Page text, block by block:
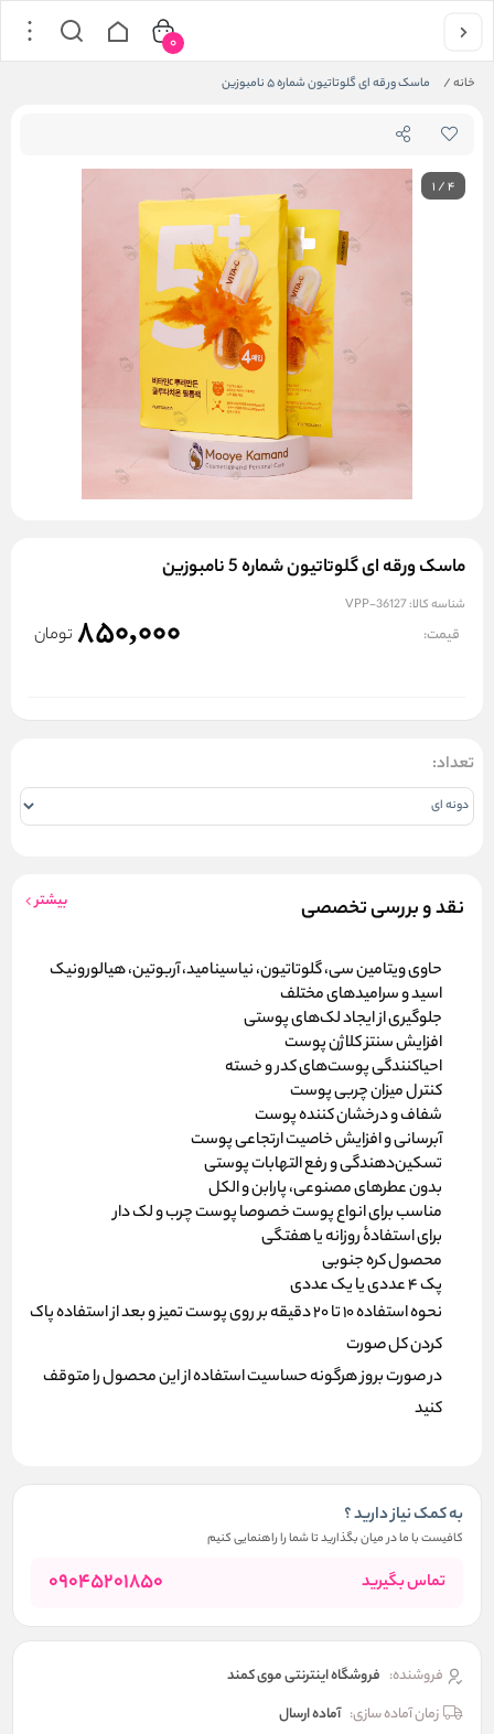
خانه/ ماسک ورقه ای گلوتاتیون شماره 5 نامبوزین
0
1/4
ماسک ورقه ای گلوتاتیون شماره 5 نامبوزین
شناسه کالا: VPP-36127
قیمت: 850,000 تومان
نقد و بررسی تخصصی بیشتر
حاوی ویتامین سی، گلوتاتیون، نیاسینامید، آربوتین، هیالورونیک
اسید و سرامیدهای مختلف
جلوگیری از ایجاد لک‌های پوستی
افزایش‌ سنتز کلاژن پوست
احیاکنندگی پوست‌های کدر و خسته
کنترل میزان چربی پوست
شفاف و درخشان کننده پوست
آبرسانی و افزایش خاصیت ارتجاعی پوست
تسکین‌دهندگی و رفع التهابات پوستی
بدون عطرهای مصنوعی، پارابن و الکل
مناسب برای انواع پوست خصوصا پوست چرب و لک دار
برای استفادهٔ روزانه یا هفتگی
محصول کره جنوبی
پک 4 عددی یا یک عددی
نحوه استفاده 10 تا 20 دقیقه بر روی پوست تمیز و بعد از استفاده پاک
کردن کل صورت
در صورت بروز هرگونه حساسیت استفاده از این محصول را متوقف
کنید
به کمک نیاز دارید ؟
کافیست با ما در میان بگذارید تا شما را راهنمایی کنیم
تماس بگیرید 09045201850
فروشنده: فروشگاه اینترنتی موی کمند
زمان آماده سازی: آماده ارسال
تعداد: